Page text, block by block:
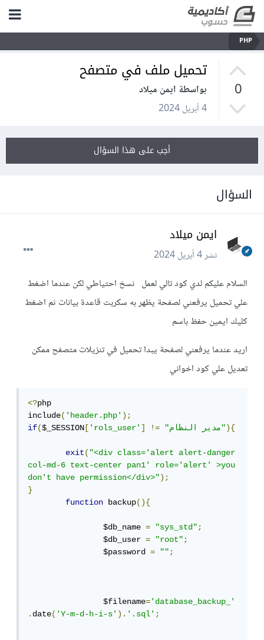
PHP
0
تحميل ملف في متصفح
بواسطة ايمن ميلاد
4 أبريل 2024
أجب على هذا السؤال
السؤال
ايمن ميلاد
نشر4 أبريل 2024
السلام عليكم لدي كود تالي لعمل نسخ احتياطي لكن عندما اضغط
علي تحميل يرفعني لصفحة يظهر به سكربت قاعدة بيانات ثم اضغط
كليك ايمين حفظ باسم
اريد عندما يرفعني لصفحة يبدا تحميل في تنزيلات متصفح ممكن
تعديل علي كود اخواني
<?php
include('header.php');
if($_SESSION ['rols_user'] != "مدير النظام"){
exit("<div class='alert alert-danger
col-md-6 text-center pan1' role='alert' >you
don't have permission</div>");
}
function backup(){
		$db_name
= "sys_std";
		$db_user
= "root";
		$password
= "";
		$filename
='database_backup_'
.date('Y-m-d-h-i-s').'.sql';